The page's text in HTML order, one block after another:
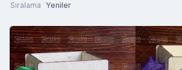
Sıralama Yeniler